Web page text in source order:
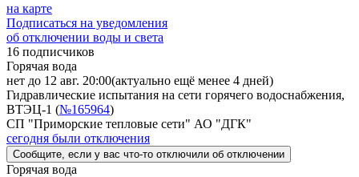
на карте
Подписаться на уведомления
об отключении воды и света
16 подписчиков
Горячая вода
нет до 12 авг. 20:00(актуально ещё менее 4 дней)
Гидравлические испытания на сети горячего водоснабжения,
ВТЭЦ-1 (№165964)
СП "Приморские тепловые сети" АО "ДГК"
сегодня были отключения
Сообщите , если у вас что-то отключили об отключении
Горячая вода